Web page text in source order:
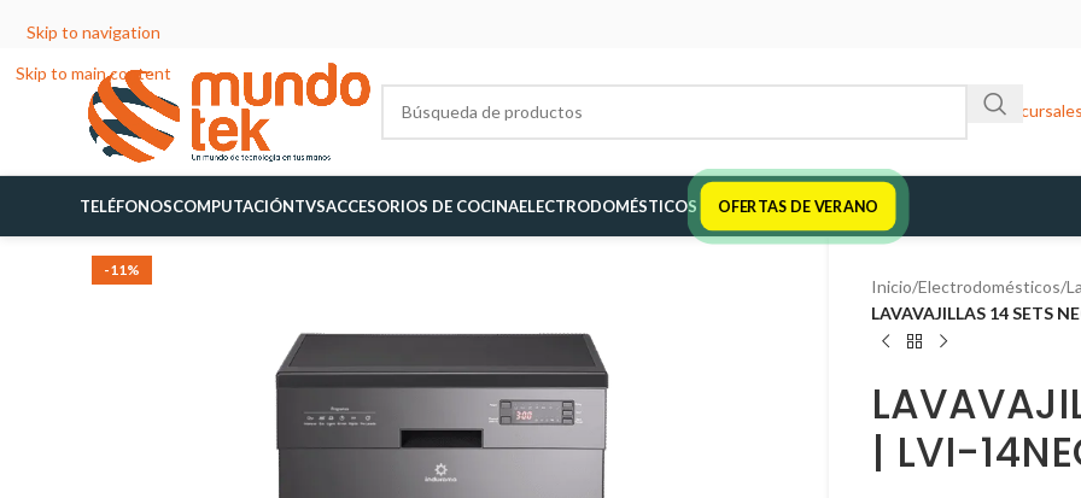
Skip to navigation
Skip to main content
Sucursales
TELÉFONOSCOMPUTACIÓNTVSACCESORIOS DE COCINAELECTRODOMÉSTICOS OFERTAS DE VERANO
-11%
Inicio/Electrodomésticos/
LAVAVAJILLAS 14 SETS
| LVI-